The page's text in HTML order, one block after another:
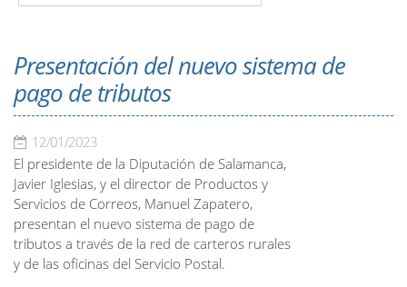
Presentación del nuevo sistema de
pago de tributos
12/01/2023
El presidente de la Diputación de Salamanca,
Javier Iglesias, y el director de Productos y
Servicios de Correos, Manuel Zapatero,
presentan el nuevo sistema de pago de
tributos a través de la red de carteros rurales
y de las oficinas del Servicio Postal.